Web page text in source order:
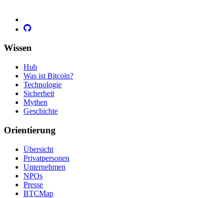
Wissen
Hub
Was ist Bitcoin?
Technologie
Sicherheit
Mythen
Geschichte
Orientierung
Übersicht
Privatpersonen
Unternehmen
NPOs
Presse
BTCMap